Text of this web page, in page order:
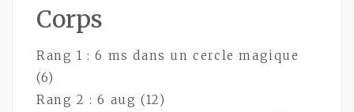
Corps
Rang 1 : 6 ms dans un cercle magique
(6)
Rang 2 : 6 aug (12)